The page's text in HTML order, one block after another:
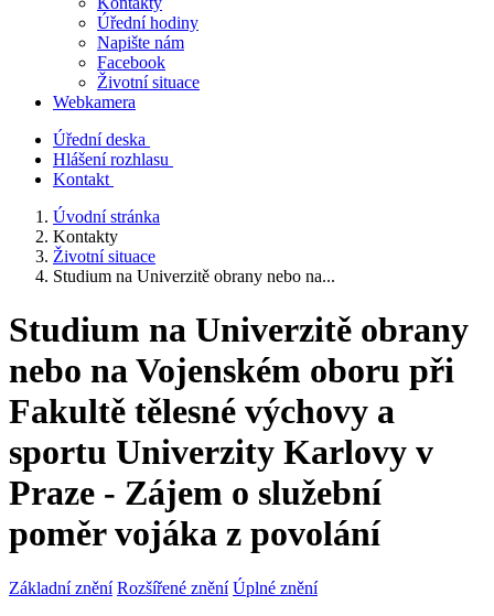
Úřední hodiny
Napište nám
Facebook
Životní situace
Webkamera
Úřední deska
Hlášení rozhlasu
Kontakt
Úvodní stránka
Kontakty
Životní situace
Studium na Univerzitě obrany nebo na...
Studium na Univerzitě obrany
nebo na Vojenském oboru při
Fakultě tělesné výchovy a
sportu Univerzity Karlovy v
Praze - Zájem o služební
poměr vojáka z povolání
Základní znění Rozšířené znění Úplné znění